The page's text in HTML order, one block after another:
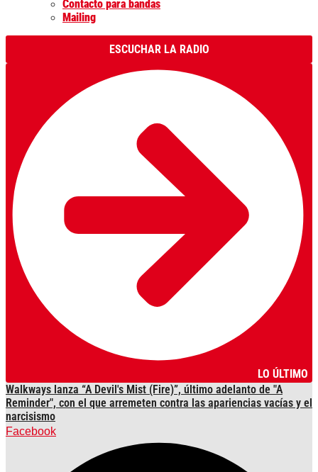
Contacto para bandas
Mailing
ESCUCHAR LA RADIO
LO ÚLTIMO
Walkways lanza “A Devil's Mist (Fire)”, último adelanto de "A
Reminder", con el que arremeten contra las apariencias vacías y el
narcisismo
Facebook